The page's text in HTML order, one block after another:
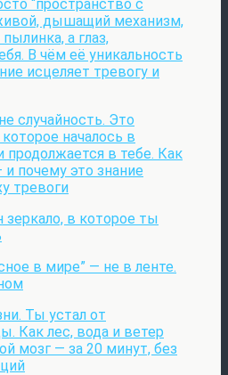
“пространство с
дышащий механизм,
а глаз,
В чём её уникальность
исцеляет тревогу и
случайность. Это
началось в
в тебе. Как
почему это знание
тревоги
в которое ты
в мире” — не в ленте.
Ты устал от
Как лес, вода и ветер
мозг — за 20 минут, без